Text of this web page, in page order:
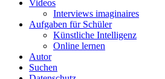
Videos
Interviews imaginaires
Aufgaben für Schüler
Künstliche Intelligenz
Online lernen
Autor
Suchen